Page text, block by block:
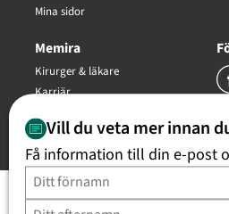
Mina sidor
Memira
Kirurger & läkare
Karriär
Copyright Memira AB 2026, all rights reserved
Vill du veta mer innan
Få information till din e-post